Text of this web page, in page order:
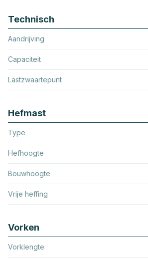
Technisch
Aandrijving
Capaciteit
Lastzwaartepunt
Hefmast
Type
Hefhoogte
Bouwhoogte
Vrije heffing
Vorken
Vorklengte